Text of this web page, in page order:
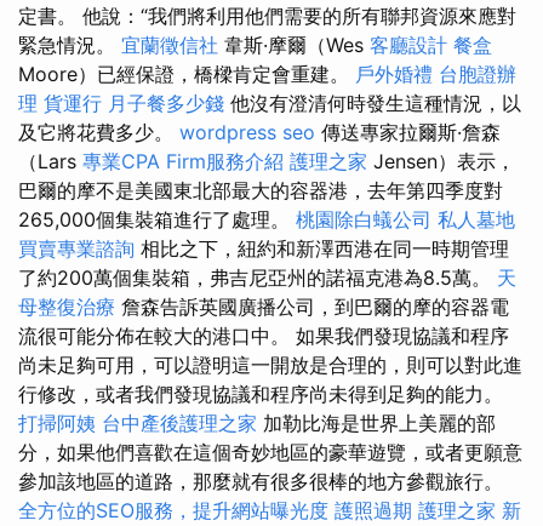
定書。 他說：“我們將利用他們需要的所有聯邦資源來應對
緊急情況。 宜蘭徵信社 韋斯·摩爾（Wes 客廳設計 餐盒
Moore）已經保證，橋樑肯定會重建。 戶外婚禮 台胞證辦
理 貨運行 月子餐多少錢 他沒有澄清何時發生這種情況，以
及它將花費多少。 wordpress seo 傳送專家拉爾斯·詹森
（Lars 專業CPA Firm服務介紹 護理之家 Jensen）表示，
巴爾的摩不是美國東北部最大的容器港，去年第四季度對
265,000個集裝箱進行了處理。 桃園除白蟻公司 私人墓地
買賣專業諮詢 相比之下，紐約和新澤西港在同一時期管理
了約200萬個集裝箱，弗吉尼亞州的諾福克港為8.5萬。 天
母整復治療 詹森告訴英國廣播公司，到巴爾的摩的容器電
流很可能分佈在較大的港口中。 如果我們發現協議和程序
尚未足夠可用，可以證明這一開放是合理的，則可以對此進
行修改，或者我們發現協議和程序尚未得到足夠的能力。
打掃阿姨 台中產後護理之家 加勒比海是世界上美麗的部
分，如果他們喜歡在這個奇妙地區的豪華遊覽，或者更願意
參加該地區的道路，那麼就有很多很棒的地方參觀旅行。
全方位的SEO服務，提升網站曝光度 護照過期 護理之家 新